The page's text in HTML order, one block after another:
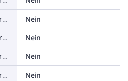
Unterstützt Protokoll für Data-Highway
Nein
Unterstützt Protokoll für DeviceNet
Nein
Unterstützt Protokoll für SUCONET
Nein
Unterstützt Protokoll für LON
Nein